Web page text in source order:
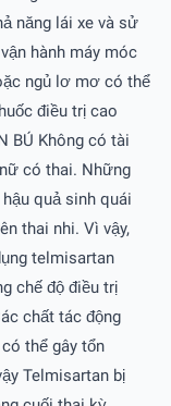
năng lái xe và sử
hành máy móc
ngủ lơ mơ có thể
điều trị cao
BÚ Không có tài
có thai. Những
quả sinh quái
thai nhi. Vì vậy,
telmisartan
chế độ điều trị
chất tác động
thể gây tổn
Telmisartan bị